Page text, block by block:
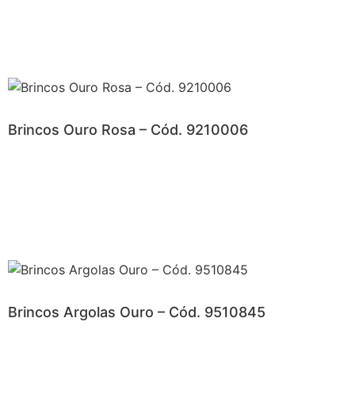
Brincos Ouro Rosa – Cód. 9210006
Brincos Argolas Ouro – Cód. 9510845